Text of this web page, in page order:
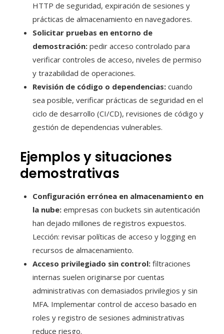
HTTP de seguridad, expiración de sesiones y
prácticas de almacenamiento en navegadores.
Solicitar pruebas en entorno de
demostración: pedir acceso controlado para
verificar controles de acceso, niveles de permiso
y trazabilidad de operaciones.
Revisión de código o dependencias: cuando
sea posible, verificar prácticas de seguridad en el
ciclo de desarrollo (CI/CD), revisiones de código y
gestión de dependencias vulnerables.
Ejemplos y situaciones
demostrativas
Configuración errónea en almacenamiento en
la nube: empresas con buckets sin autenticación
han dejado millones de registros expuestos.
Lección: revisar políticas de acceso y logging en
recursos de almacenamiento.
Acceso privilegiado sin control: filtraciones
internas suelen originarse por cuentas
administrativas con demasiados privilegios y sin
MFA. Implementar control de acceso basado en
roles y registro de sesiones administrativas
reduce riesgo.